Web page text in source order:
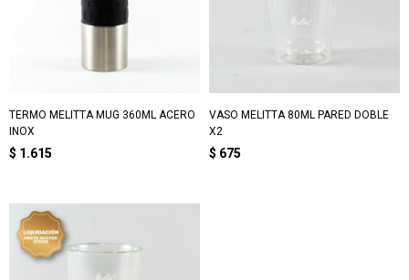
TERMO MELITTA MUG 360ML ACERO
INOX
$ 1.615
VASO MELITTA 80ML PARED DOBLE
X2
$ 675